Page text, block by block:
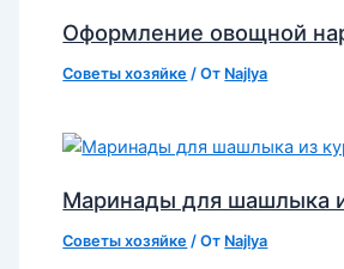
Оформление овощной
Советы хозяйке / От Najlya
Маринады для шашлыка
Советы хозяйке / От Najlya